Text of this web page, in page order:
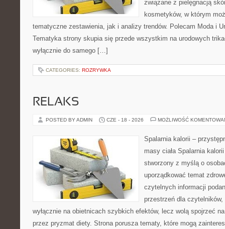
związane z pielęgnacją
kosmetyków, w którym
tematyczne zestawienia, jak i analizy trendów. Polecam Moda i
Tematyka strony skupia się przede wszystkim na urodowych
wyłącznie do samego […]
CATEGORIES: ROZRYWKA
RELAKS
POSTED BY ADMIN CZE - 18 - 2026 MOŻLIWOŚĆ
Spalarnia kalorii –
masy ciała Spalarnia
stworzony z myślą o
uporządkować temat
czytelnych informacji
przestrzeń dla
wyłącznie na obietnicach szybkich efektów, lecz wolą spojrzeć
przez pryzmat diety. Strona porusza tematy, które mogą